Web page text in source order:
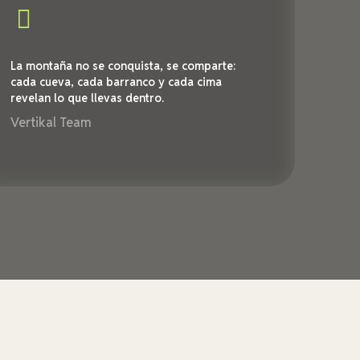
La montaña no se conquista, se comparte:
cada cueva, cada barranco y cada cima
revelan lo que llevas dentro.
Vertikal Team